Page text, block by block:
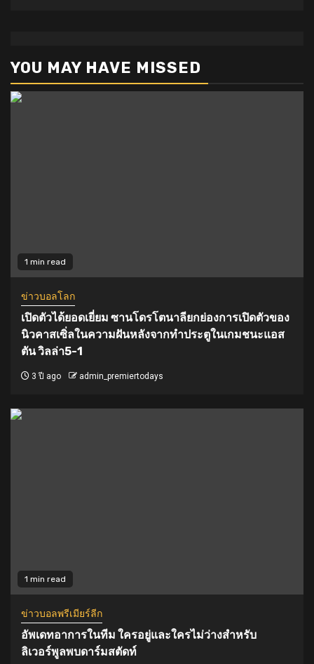
YOU MAY HAVE MISSED
1 min read
ข่าวบอลโลก
เปิดตัวได้ยอดเยี่ยม ซานโดรโตนาลียกย่องการเปิดตัวของ
นิวคาสเซิ่ลในความฝันหลังจากทำประตูในเกมชนะแอส
ตัน วิลล่า5-1
3 ปี ago admin_premiertodays
1 min read
ข่าวบอลพรีเมียร์ลีก
อัพเดทอาการในทีม ใครอยู่และใครไม่ว่างสำหรับ
ลิเวอร์พูลพบดาร์มสตัดท์